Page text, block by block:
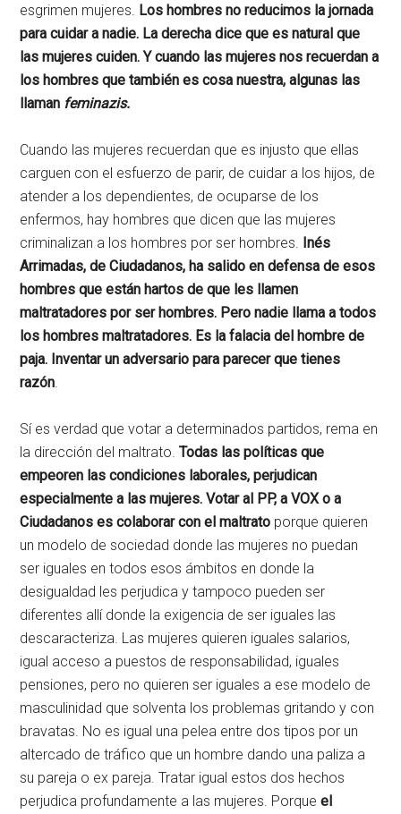
esgrimen mujeres. Los hombres no reducimos la jornada
para cuidar a nadie. La derecha dice que es natural que
las mujeres cuiden. Y cuando las mujeres nos recuerdan a
los hombres que también es cosa nuestra, algunas las
llaman feminazis.
Cuando las mujeres recuerdan que es injusto que ellas
carguen con el esfuerzo de parir, de cuidar a los hijos, de
atender a los dependientes, de ocuparse de los
enfermos, hay hombres que dicen que las mujeres
criminalizan a los hombres por ser hombres. Inés
Arrimadas, de Ciudadanos, ha salido en defensa de esos
hombres que están hartos de que les llamen
maltratadores por ser hombres. Pero nadie llama a todos
los hombres maltratadores. Es la falacia del hombre de
paja. Inventar un adversario para parecer que tienes
razón
Sí es verdad que votar a determinados partidos, rema en
la dirección del maltrato.Todas las políticas que
empeoren las condiciones laborales, perjudican
especialmente a las mujeres. Votar al PP, a VOX o a
Ciudadanos es colaborar con el maltrato porque quieren
un modelo de sociedad donde las mujeres no puedan
ser iguales en todos esos ámbitos en donde la
desigualdad les perjudica y tampoco pueden ser
diferentes allí donde la exigencia de ser iguales las
descaracteriza. Las mujeres quieren iguales salarios,
igual acceso a puestos de responsabilidad, iguales
pensiones, pero no quieren ser iguales a ese modelo de
masculinidad que solventa los problemas gritando y con
bravatas. No es igual una pelea entre dos tipos por un
altercado de tráfico que un hombre dando una paliza a
su pareja o ex pareja. Tratar igual estos dos hechos
perjudica profundamente a las mujeres. Porqueel